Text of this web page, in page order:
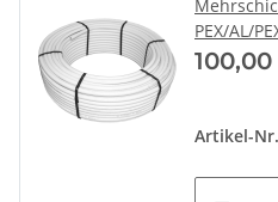
PEX/AL/
Artikel-